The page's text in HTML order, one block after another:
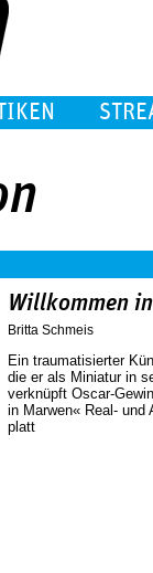
Willkommen
Britta Schmeis
Ein traumatisierter
die er als Miniatur in
verknüpft Oscar-
in Marwen« Real-
platt